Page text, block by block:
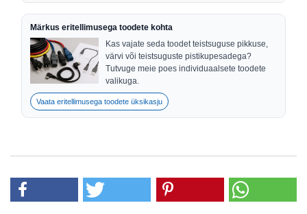
Märkus eritellimusega toodete kohta
Kas vajate seda toodet teistsuguse pikkuse,
värvi või teistsuguste pistikupesadega?
Tutvuge meie poes individuaalsete toodete
valikuga.
Vaata eritellimusega toodete üksikasju